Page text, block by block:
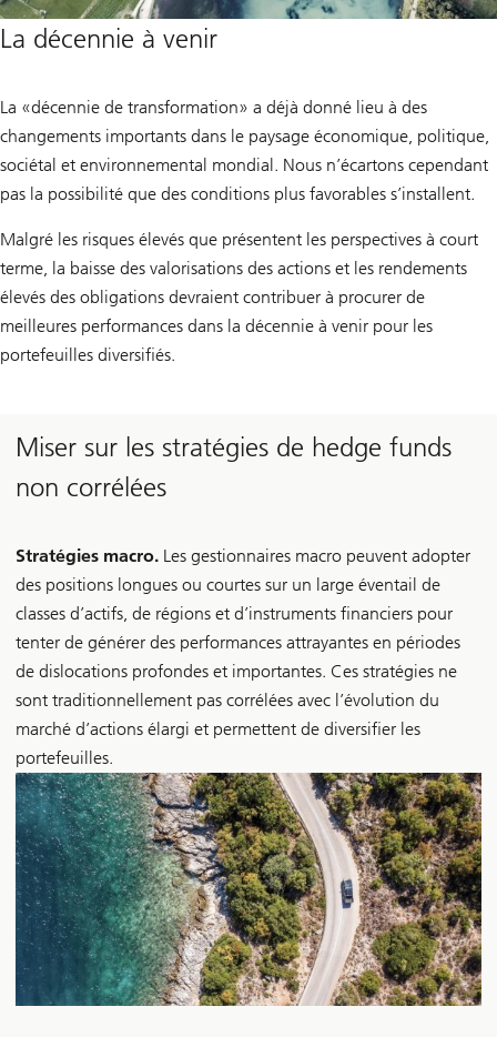
La décennie à venir
La «décennie de transformation» a déjà donné lieu à des
changements importants dans le paysage économique, politique,
sociétal et environnemental mondial. Nous n’écartons cependant
pas la possibilité que des conditions plus favorables s’installent.
Malgré les risques élevés que présentent les perspectives à court
terme, la baisse des valorisations des actions et les rendements
élevés des obligations devraient contribuer à procurer de
meilleures performances dans la décennie à venir pour les
portefeuilles diversifiés.
Miser sur les stratégies de hedge funds
non corrélées
Stratégies macro. Les gestionnaires macro peuvent adopter
des positions longues ou courtes sur un large éventail de
classes d’actifs, de régions et d’instruments financiers pour
tenter de générer des performances attrayantes en périodes
de dislocations profondes et importantes. Ces stratégies ne
sont traditionnellement pas corrélées avec l’évolution du
marché d’actions élargi et permettent de diversifier les
portefeuilles.